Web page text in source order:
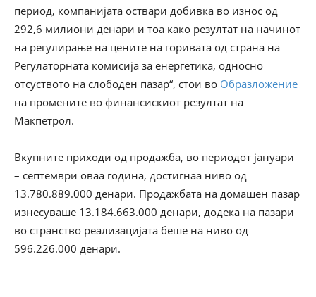
период, компанијата оствари добивка во износ од
292,6 милиони денари и тоа како резултат на начинот
на регулирање на цените на горивата од страна на
Регулаторната комисија за енергетика, односно
отсуството на слободен пазар“, стои во Образложение
на промените во финансискиот резултат на
Макпетрол.
Вкупните приходи од продажба, во периодот јануари
– септември оваа година, достигнаа ниво од
13.780.889.000 денари. Продажбата на домашен пазар
изнесуваше 13.184.663.000 денари, додека на пазари
во странство реализацијата беше на ниво од
596.226.000 денари.